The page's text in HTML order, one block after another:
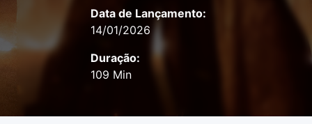
Data de Lançamento:
14/01/2026
Duração:
109 Min